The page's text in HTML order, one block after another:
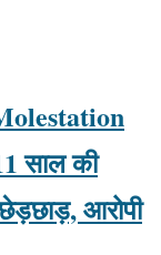
साल की
आरोपी